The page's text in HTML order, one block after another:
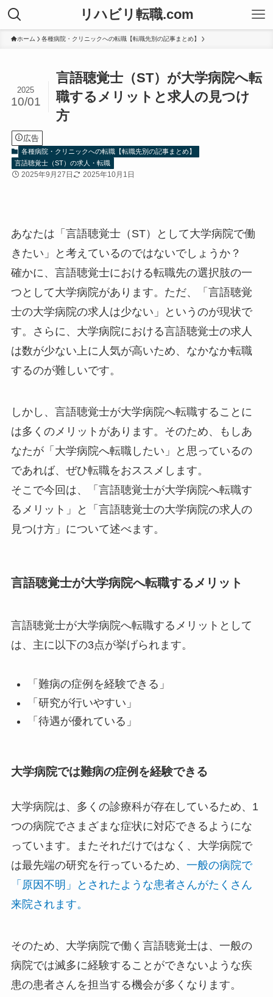
リハビリ転職.com
ホーム 各種病院・クリニックへの転職【転職先別の記事まとめ】
言語聴覚士（ST）が大学病院へ転
職するメリットと求人の見つけ
方
2025
10/01
広告
各種病院・クリニックへの転職【転職先別の記事まとめ】
言語聴覚士（ST）の求人・転職
2025年9月27日 2025年10月1日
あなたは「言語聴覚士（ST）として大学病院で働
きたい」と考えているのではないでしょうか？
確かに、言語聴覚士における転職先の選択肢の一
つとして大学病院があります。ただ、「言語聴覚
士の大学病院の求人は少ない」というのが現状で
す。さらに、大学病院における言語聴覚士の求人
は数が少ない上に人気が高いため、なかなか転職
するのが難しいです。
しかし、言語聴覚士が大学病院へ転職することに
は多くのメリットがあります。そのため、もしあ
なたが「大学病院へ転職したい」と思っているの
であれば、ぜひ転職をおススメします。
そこで今回は、「言語聴覚士が大学病院へ転職す
るメリット」と「言語聴覚士の大学病院の求人の
見つけ方」について述べます。
言語聴覚士が大学病院へ転職するメリット
言語聴覚士が大学病院へ転職するメリットとして
は、主に以下の3点が挙げられます。
「難病の症例を経験できる」
「研究が行いやすい」
「待遇が優れている」
大学病院では難病の症例を経験できる
大学病院は、多くの診療科が存在しているため、1
つの病院でさまざまな症状に対応できるようにな
っています。またそれだけではなく、大学病院で
は最先端の研究を行っているため、 一般の病院で
「原因不明」とされたような患者さんがたくさん
来院されます。
そのため、大学病院で働く言語聴覚士は、一般の
病院では滅多に経験することができないような疾
患の患者さんを担当する機会が多くなります。